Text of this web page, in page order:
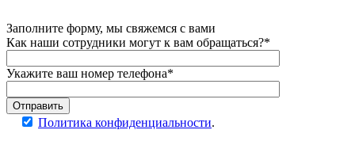
Заполните форму, мы свяжемся с вами
Как наши сотрудники могут к вам обращаться?*
Укажите ваш номер телефона*
Отправить
Политика конфиденциальности.